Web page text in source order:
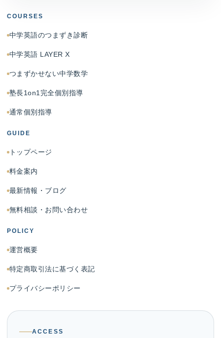
COURSES
中学英語のつまずき診断
中学英語 LAYER X
つまずかせない中学数学
塾長1on1完全個別指導
通常個別指導
GUIDE
トップページ
料金案内
最新情報・ブログ
無料相談・お問い合わせ
POLICY
運営概要
特定商取引法に基づく表記
プライバシーポリシー
ACCESS